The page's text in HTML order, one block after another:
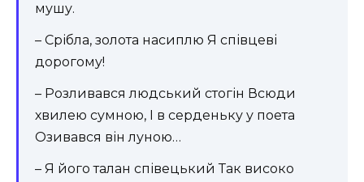
мушу.
– Срібла, золота насиплю Я співцеві
дорогому!
– Розливався людський стогін Всюди
хвилею сумною, І в серденьку у поета
Озивався він луною…
– Я його талан співецький Так високо